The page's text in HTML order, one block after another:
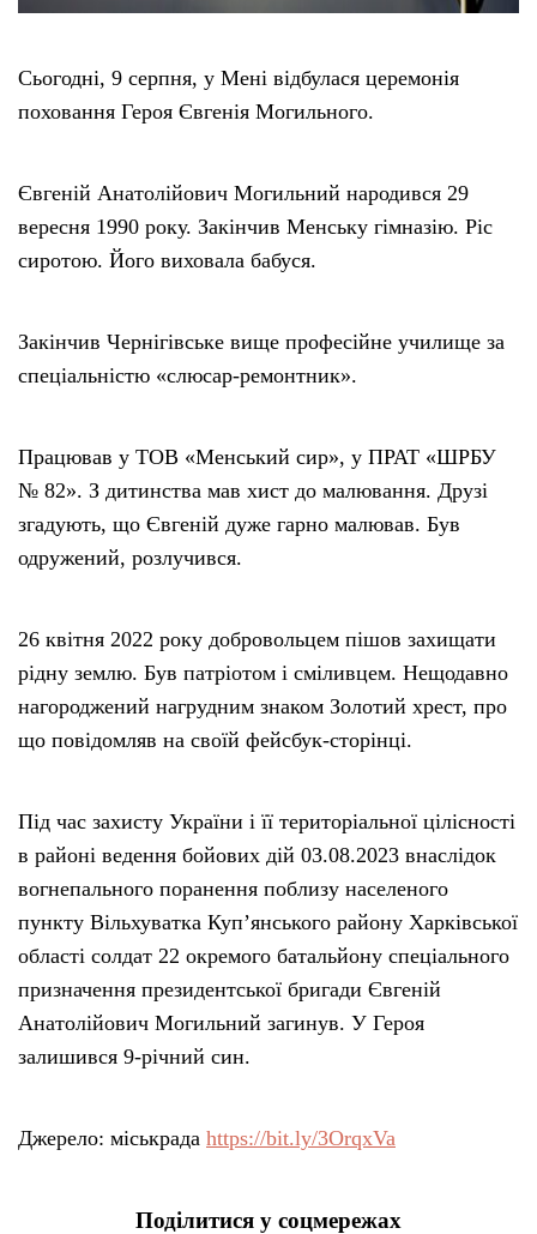
Сьогодні, 9 серпня, у Мені відбулася церемонія
поховання Героя Євгенія Могильного.
Євгеній Анатолійович Могильний народився 29
вересня 1990 року. Закінчив Менську гімназію. Ріс
сиротою. Його виховала бабуся.
Закінчив Чернігівське вище професійне училище за
спеціальністю «слюсар-ремонтник».
Працював у ТОВ «Менський сир», у ПРАТ «ШРБУ
№ 82». З дитинства мав хист до малювання. Друзі
згадують, що Євгеній дуже гарно малював. Був
одружений, розлучився.
26 квітня 2022 року добровольцем пішов захищати
рідну землю. Був патріотом і сміливцем. Нещодавно
нагороджений нагрудним знаком Золотий хрест, про
що повідомляв на своїй фейсбук-сторінці.
Під час захисту України і її територіальної цілісності
в районі ведення бойових дій 03.08.2023 внаслідок
вогнепального поранення поблизу населеного
пункту Вільхуватка Купʼянського району Харківської
області солдат 22 окремого батальйону спеціального
призначення президентської бригади Євгеній
Анатолійович Могильний загинув. У Героя
залишився 9-річний син.
Джерело: міськрада https://bit.ly/3OrqxVa
Поділитися у соцмережах